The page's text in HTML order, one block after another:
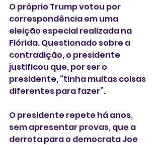
O próprio Trump votou por
correspondência em uma
eleição especial realizada na
Flórida. Questionado sobre a
contradição, o presidente
justificou que, por ser o
presidente, “tinha muitas coisas
diferentes para fazer”.
O presidente repete há anos,
sem apresentar provas, que a
derrota para o democrata Joe